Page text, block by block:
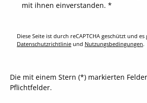
mit ihnen einverstanden. *
Diese Seite ist durch reCAPTCHA geschützt und
Datenschutzrichtlinie und Nutzungsbedingungen.
Die mit einem Stern (*) markierten
Pflichtfelder.